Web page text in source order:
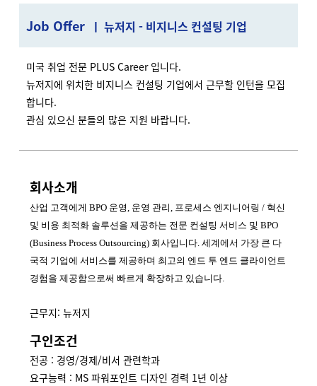
Job Offer ㅣ 뉴저지 - 비지니스 컨설팅 기업
미국 취업 전문 PLUS Career 입니다.
뉴저지에 위치한 비지니스 컨설팅 기업에서 근무할 인턴을 모집
합니다.
관심 있으신 분들의 많은 지원 바랍니다.
회사소개
산업 고객에게 BPO 운영, 운영 관리, 프로세스 엔지니어링 / 혁신
및 비용 최적화 솔루션을 제공하는 전문 컨설팅 서비스 및 BPO
(Business Process Outsourcing) 회사입니다. 세계에서 가장 큰 다
국적 기업에 서비스를 제공하며 최고의 엔드 투 엔드 클라이언트
경험을 제공함으로써 빠르게 확장하고 있습니다.
근무지: 뉴저지
구인조건
전공 : 경영/경제/비서 관련학과
요구능력 : MS 파워포인트 디자인 경력 1년 이상